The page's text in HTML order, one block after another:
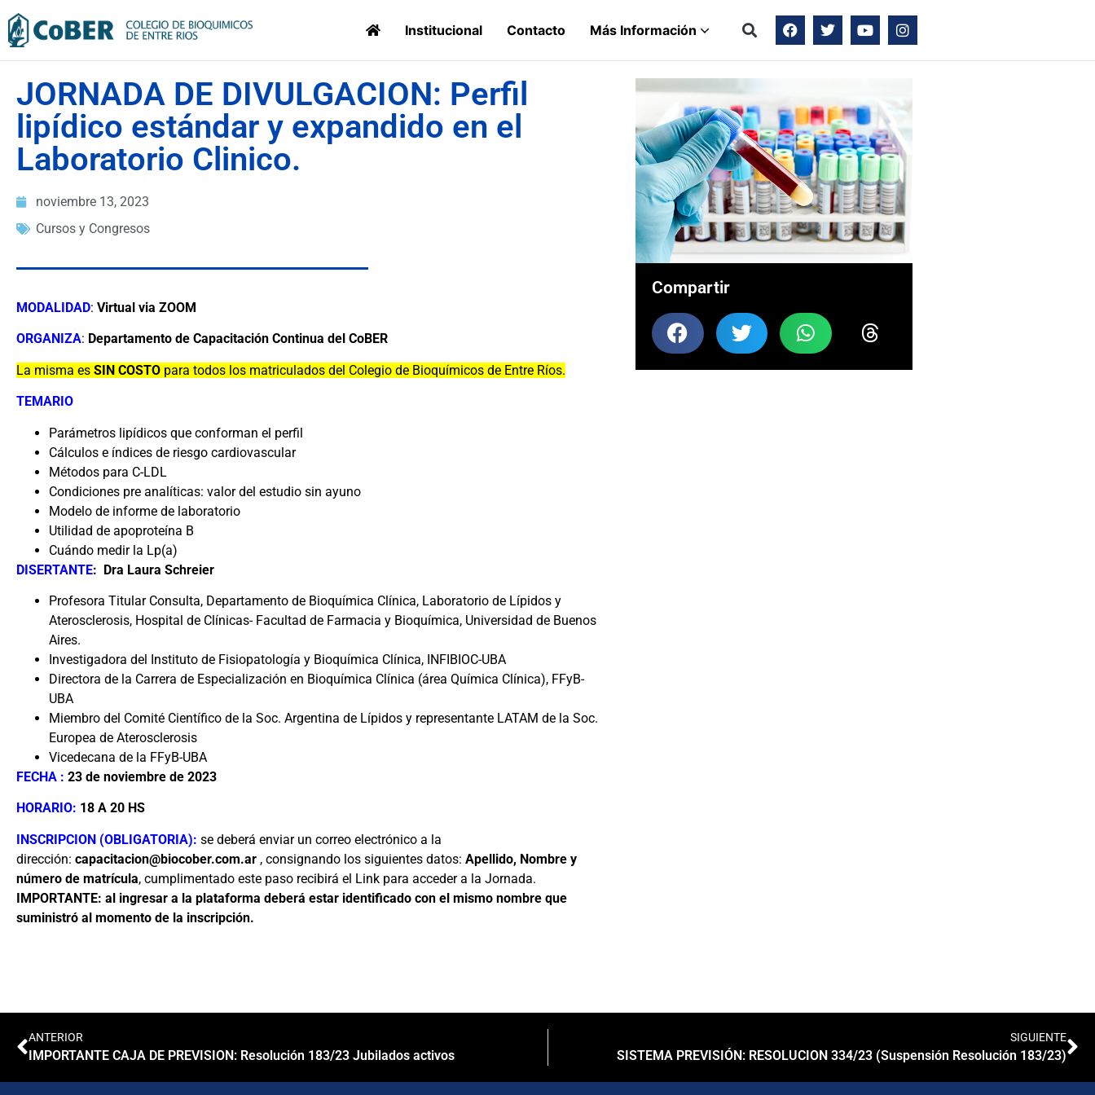
Institucional Contacto Más Información
JORNADA DE DIVULGACION: Perfil
lipídico estándar y expandido en el
Laboratorio Clinico.
noviembre 13, 2023
Cursos y Congresos
MODALIDAD: Virtual via ZOOM
ORGANIZA: Departamento de Capacitación Continua del CoBER
La misma es SIN COSTO para todos los matriculados del Colegio de Bioquímicos de Entre Ríos.
TEMARIO
Parámetros lipídicos que conforman el perfil
Cálculos e índices de riesgo cardiovascular
Métodos para C-LDL
Condiciones pre analíticas: valor del estudio sin ayuno
Modelo de informe de laboratorio
Utilidad de apoproteína B
Cuándo medir la Lp(a)
DISERTANTE: Dra Laura Schreier
Profesora Titular Consulta, Departamento de Bioquímica Clínica, Laboratorio de Lípidos y
Aterosclerosis, Hospital de Clínicas- Facultad de Farmacia y Bioquímica, Universidad de Buenos
Aires.
Investigadora del Instituto de Fisiopatología y Bioquímica Clínica, INFIBIOC-UBA
Directora de la Carrera de Especialización en Bioquímica Clínica (área Química Clínica), FFyB-
UBA
Miembro del Comité Científico de la Soc. Argentina de Lípidos y representante LATAM de la Soc.
Europea de Aterosclerosis
Vicedecana de la FFyB-UBA
FECHA : 23 de noviembre de 2023
HORARIO: 18 A 20 HS
INSCRIPCION (OBLIGATORIA): se deberá enviar un correo electrónico a la
dirección: capacitacion@biocober.com.ar , consignando los siguientes datos: Apellido, Nombre y
número de matrícula, cumplimentado este paso recibirá el Link para acceder a la Jornada.
IMPORTANTE: al ingresar a la plataforma deberá estar identificado con el mismo nombre que
suministró al momento de la inscripción.
Compartir
ANTERIOR
IMPORTANTE CAJA DE PREVISION: Resolución 183/23 Jubilados activos
SIGUIENTE
SISTEMA PREVISIÓN: RESOLUCION 334/23 (Suspensión Resolución 183/23)